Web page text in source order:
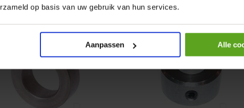
op basis van uw gebruik van hun services.
Aanpassen Alle
voorraad Controleer voorraad